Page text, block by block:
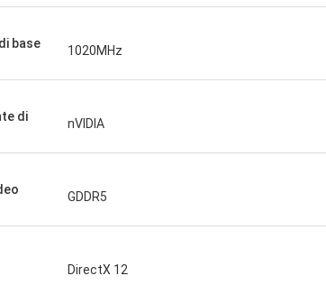
base
1020MHz
di
nVIDIA
GDDR5
DirectX 12